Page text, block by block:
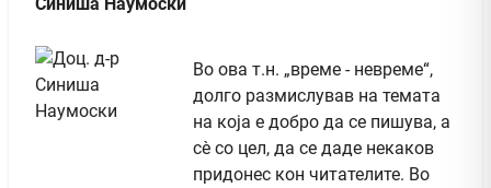
Во ова т.н. „време - невреме“,
долго размислував на темата
на која е добро да се пишува, а
сè со цел, да се даде некаков
придонес кон читателите. Во